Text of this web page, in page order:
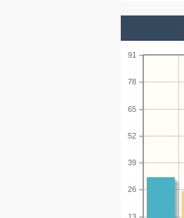
26
39
52
65
78
91